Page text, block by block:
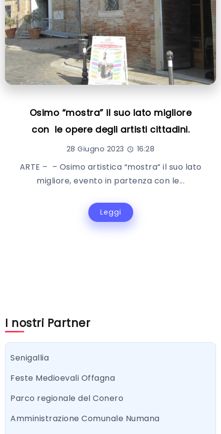
Osimo “mostra” il suo lato migliore
con le opere degli artisti cittadini.
28 Giugno 2023 16:28
ARTE – – Osimo artistica “mostra” il suo lato
migliore, evento in partenza con le...
Leggi
I nostri Partner
Senigallia
Feste Medioevali Offagna
Parco regionale del Conero
Amministrazione Comunale Numana